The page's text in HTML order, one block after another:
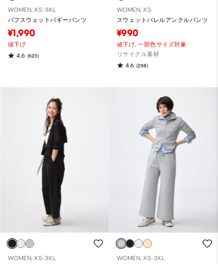
WOMEN, XS-3XL
パフスウェットバギーパンツ
¥1,990
値下げ
4.6 (620)
WOMEN, XS
スウェットバレルアンクルパンツ
¥990
値下げ,一部色サイズ対象
リサイクル素材
4.6 (298)
WOMEN, XS-3XL
WOMEN, XS-3XL